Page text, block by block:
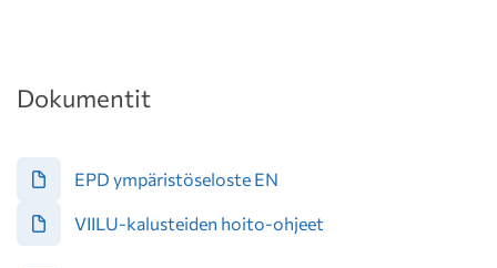
Dokumentit
EPD ympäristöseloste EN
VIILU-kalusteiden hoito-ohjeet